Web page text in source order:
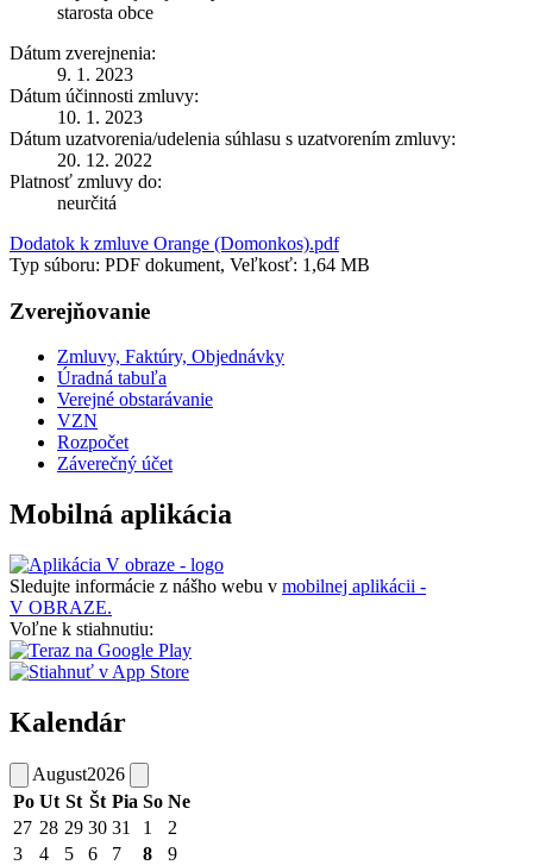
starosta obce
Dátum zverejnenia:
9. 1. 2023
Dátum účinnosti zmluvy:
10. 1. 2023
Dátum uzatvorenia/udelenia súhlasu s uzatvorením zmluvy:
20. 12. 2022
Platnosť zmluvy do:
neurčitá
Dodatok k zmluve Orange (Domonkos).pdf
Typ súboru: PDF dokument, Veľkosť: 1,64 MB
Zverejňovanie
Zmluvy, Faktúry, Objednávky
Úradná tabuľa
Verejné obstarávanie
VZN
Rozpočet
Záverečný účet
Mobilná aplikácia
Sledujte informácie z nášho webu v mobilnej aplikácii -
V OBRAZE.
Voľne k stiahnutiu:
Kalendár
August2026
Po Ut St Št Pia So Ne
27 28 29 30 31 1
2
3
4 5 6 7 8
9